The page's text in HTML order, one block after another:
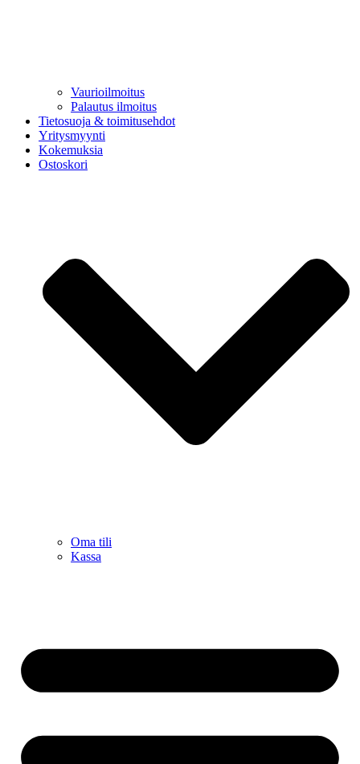
Vaurioilmoitus
Palautus ilmoitus
Tietosuoja & toimitusehdot
Yritysmyynti
Kokemuksia
Ostoskori
Oma tili
Kassa